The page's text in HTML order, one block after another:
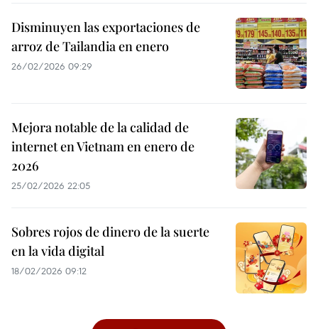
Disminuyen las exportaciones de
arroz de Tailandia en enero
26/02/2026 09:29
Mejora notable de la calidad de
internet en Vietnam en enero de
2026
25/02/2026 22:05
Sobres rojos de dinero de la suerte
en la vida digital
18/02/2026 09:12